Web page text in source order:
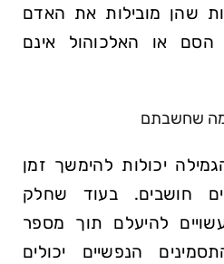
שהן מובילות את האדם
או האלכוהול אינם
שחשבתם
יכולות להימשך זמן
חושבים. בעוד שחלק
להיעלם תוך מספר
הנפשיים יכולים